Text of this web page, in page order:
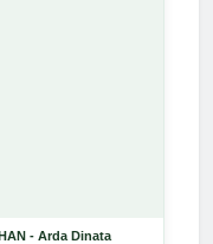
- Arda Dinata